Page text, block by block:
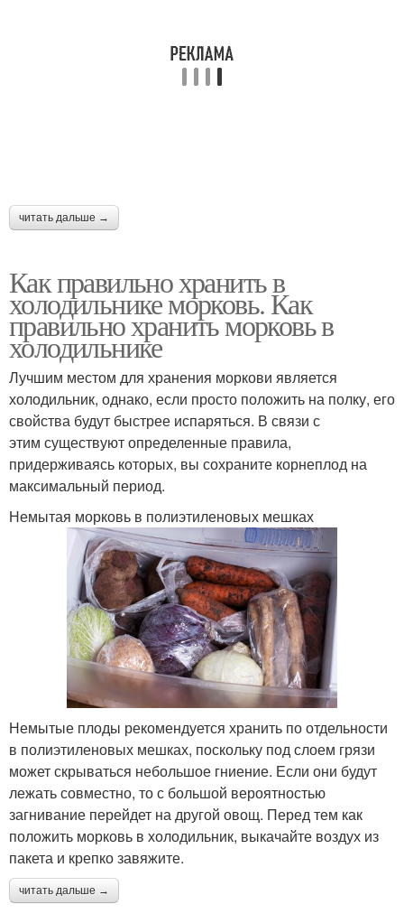
читать дальше →
Как правильно хранить в
холодильнике морковь. Как
правильно хранить морковь в
холодильнике
Лучшим местом для хранения моркови является
холодильник, однако, если просто положить на полку, его
свойства будут быстрее испаряться. В связи с
этим существуют определенные правила,
придерживаясь которых, вы сохраните корнеплод на
максимальный период.
Немытая морковь в полиэтиленовых мешках
Немытые плоды рекомендуется хранить по отдельности
в полиэтиленовых мешках, поскольку под слоем грязи
может скрываться небольшое гниение. Если они будут
лежать совместно, то с большой вероятностью
загнивание перейдет на другой овощ. Перед тем как
положить морковь в холодильник, выкачайте воздух из
пакета и крепко завяжите.
читать дальше →